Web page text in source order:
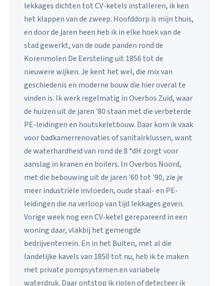
lekkages dichten tot CV-ketels installeren, ik ken
het klappen van de zweep. Hoofddorp is mijn thuis,
en door de jaren heen heb ik in elke hoek van de
stad gewerkt, van de oude panden rond de
Korenmolen De Eersteling uit 1856 tot de
nieuwere wijken. Je kent het wel, die mix van
geschiedenis en moderne bouw die hier overal te
vinden is. Ik werk regelmatig in Overbos Zuid, waar
de huizen uit de jaren '80 staan met die verbeterde
PE-leidingen en houtskeletbouw. Daar kom ik vaak
voor badkamerrenovaties of sanitairklussen, want
de waterhardheid van rond de 8 °dH zorgt voor
aanslag in kranen en boilers. In Overbos Noord,
met die bebouwing uit de jaren '60 tot '90, zie je
meer industriële invloeden, oude staal- en PE-
leidingen die na verloop van tijd lekkages geven.
Vorige week nog een CV-ketel gerepareerd in een
woning daar, vlakbij het gemengde
bedrijventerrein. En in het Buiten, met al die
landelijke kavels van 1850 tot nu, heb ik te maken
met private pompsystemen en variabele
waterdruk. Daar ontstop ik riolen of detecteer ik